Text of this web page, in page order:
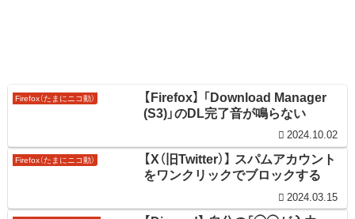
Firefox（たまにニコ動）
【Firefox】 「Download Manager
(S3)」のDL完了音が鳴らない
2024.10.02
Firefox（たまにニコ動）
【X（旧Twitter）】 スパムアカウント
をワンクリックでブロックする
2024.03.15